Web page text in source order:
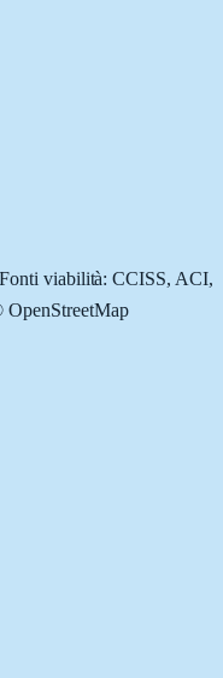
Fonti viabilità: CCISS, ACI,